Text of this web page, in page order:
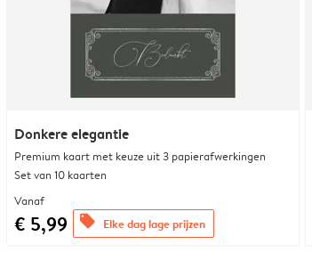
Donkere elegantie
Premium kaart met keuze uit 3 papierafwerkingen
Set van 10 kaarten
Vanaf
€ 5,99 offers Elke dag lage prijzen